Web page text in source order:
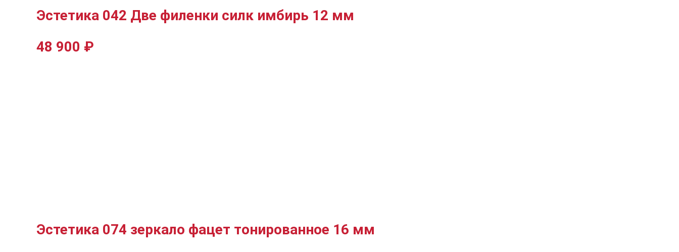
Эстетика 042 Две филенки силк имбирь 12 мм
48 900 ₽
Эстетика 074 зеркало фацет тонированное 16 мм